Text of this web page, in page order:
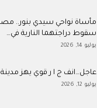
مأساة نواحي سيدي بنور..
سقوط دراجتهما النارية في…
يوليو 14, 2026
عاجل…انف ج ا ر قوي يهز
يوليو 12, 2026